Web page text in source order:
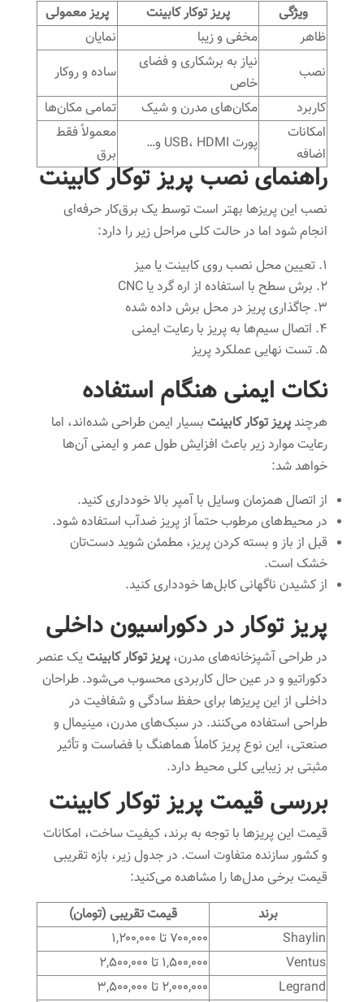
ویژگی پریز توکار کابینت
پریز معمولی
ظاهر
مخفی و زیبا
نمایان
نصب
نیاز به برشکاری و فضای
خاص
ساده و روکار
کاربرد
مکان‌های مدرن و شیک
تمامی مکان‌ها
امکانات
اضافه
پورت USB، HDMI و…
معمولاً فقط
برق
راهنمای نصب پریز توکار کابینت
نصب این پریزها بهتر است توسط یک برق‌کار حرفه‌ای
انجام شود اما در حالت کلی مراحل زیر را دارد:
تعیین محل نصب روی کابینت یا میز
برش سطح با استفاده از اره گرد یا CNC
جاگذاری پریز در محل برش داده شده
اتصال سیم‌ها به پریز با رعایت ایمنی
تست نهایی عملکرد پریز
نکات ایمنی هنگام استفاده
هرچندپریز توکار کابینتبسیار ایمن طراحی شده‌اند، اما
رعایت موارد زیر باعث افزایش طول عمر و ایمنی آن‌ها
خواهد شد:
از اتصال همزمان وسایل با آمپر بالا خودداری کنید.
در محیط‌های مرطوب حتماً از پریز ضدآب استفاده شود.
قبل از باز و بسته کردن پریز، مطمئن شوید دست‌تان
خشک است.
از کشیدن ناگهانی کابل‌ها خودداری کنید.
پریز توکار در دکوراسیون داخلی
در طراحی آشپزخانه‌های مدرن، پریز توکار کابینتیک عنصر
دکوراتیو و در عین حال کاربردی محسوب می‌شود. طراحان
داخلی از این پریزها برای حفظ سادگی و شفافیت در
طراحی استفاده می‌کنند. در سبک‌های مدرن، مینیمال و
صنعتی، این نوع پریز کاملاً هماهنگ با فضاست و تأثیر
مثبتی بر زیبایی کلی محیط دارد.
بررسی قیمت پریز توکار کابینت
قیمت این پریزها با توجه به برند، کیفیت ساخت، امکانات
و کشور سازنده متفاوت است. در جدول زیر، بازه تقریبی
قیمت برخی مدل‌ها را مشاهده می‌کنید:
برند
قیمت تقریبی (تومان)
Shaylin
۷۰۰,۰۰۰ تا ۱,۲۰۰,۰۰۰
Ventus
۱,۵۰۰,۰۰۰ تا ۲,۵۰۰,۰۰۰
Legrand
۲,۰۰۰,۰۰۰ تا ۳,۵۰۰,۰۰۰